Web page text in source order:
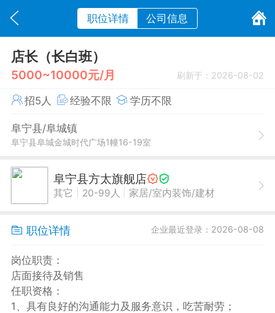
职位详情 公司信息
店长（长白班）
5000~10000元/月 刷新于：2026-08-02
招5人 经验不限 学历不限
阜宁县/阜城镇
阜宁县阜城金城时代广场1幢16-19室
阜宁县方太旗舰店
其它 20-99人 家居/室内装饰/建材
职位详情 企业最近登录：2026-08-08
岗位职责：
店面接待及销售
任职资格：
1、具有良好的沟通能力及服务意识，吃苦耐劳；